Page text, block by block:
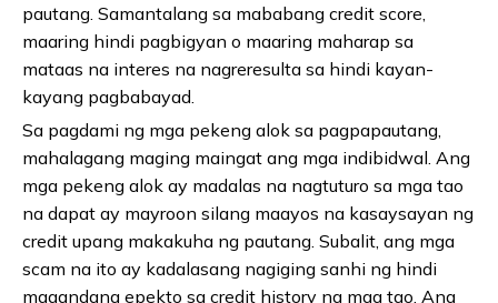
pautang. Samantalang sa mababang credit score,
maaring hindi pagbigyan o maaring maharap sa
mataas na interes na nagreresulta sa hindi kayan-
kayang pagbabayad.
Sa pagdami ng mga pekeng alok sa pagpapautang,
mahalagang maging maingat ang mga indibidwal. Ang
mga pekeng alok ay madalas na nagtuturo sa mga tao
na dapat ay mayroon silang maayos na kasaysayan ng
credit upang makakuha ng pautang. Subalit, ang mga
scam na ito ay kadalasang nagiging sanhi ng hindi
magandang epekto sa credit history ng mga tao. Ang